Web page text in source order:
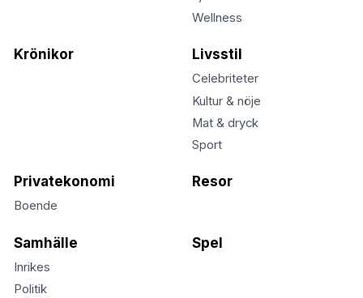
Wellness
Krönikor Livsstil
Celebriteter
Kultur & nöje
Mat & dryck
Sport
Privatekonomi
Boende
Resor
Samhälle
Inrikes
Politik
Spel